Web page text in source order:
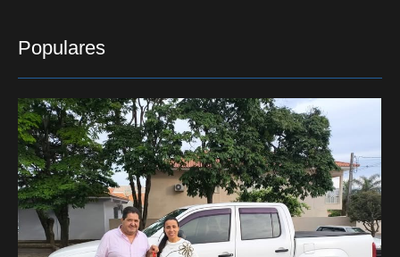
Populares